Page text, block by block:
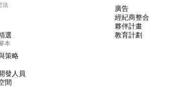
法
選
本
策略
發人員
間
廣告
經紀商整合
夥伴計畫
教育計劃